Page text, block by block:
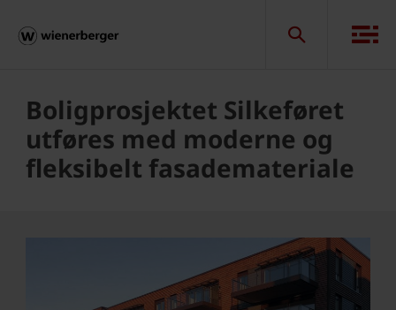
Boligprosjektet Silkeføret
utføres med moderne og
fleksibelt fasademateriale